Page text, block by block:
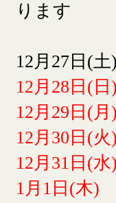
ります
12月27日(
12月28日(
12月29日(
12月30日(
12月31日(
1月1日(